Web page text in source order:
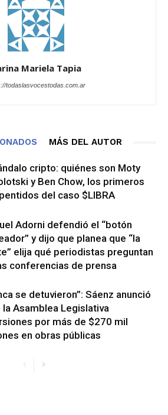
Mariela Tapia
todaslasvocestodas.com.ar
MÁS DEL AUTOR
cripto: quiénes son Moty
y Ben Chow, los primeros
del caso $LIBRA
Adorni defendió el “botón
y dijo que planea que “la
elija qué periodistas preguntan
conferencias de prensa
se detuvieron”: Sáenz anunció
la Asamblea Legislativa
por más de $270 mil
en obras públicas